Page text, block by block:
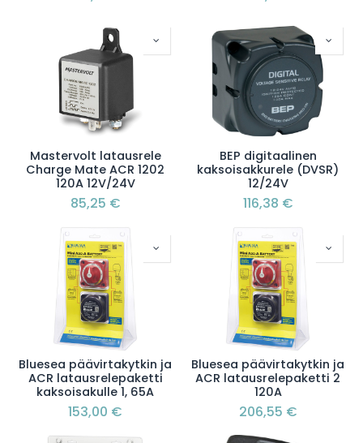
Mastervolt latausrele
Charge Mate ACR 1202
120A 12V/24V
85,25 €
BEP digitaalinen
kaksoisakkurele (DVSR)
12/24V
116,38 €
Bluesea päävirtakytkin ja
ACR latausrelepaketti
kaksoisakulle 1, 65A
153,00 €
Bluesea päävirtakytkin ja
ACR latausrelepaketti 2
120A
206,55 €